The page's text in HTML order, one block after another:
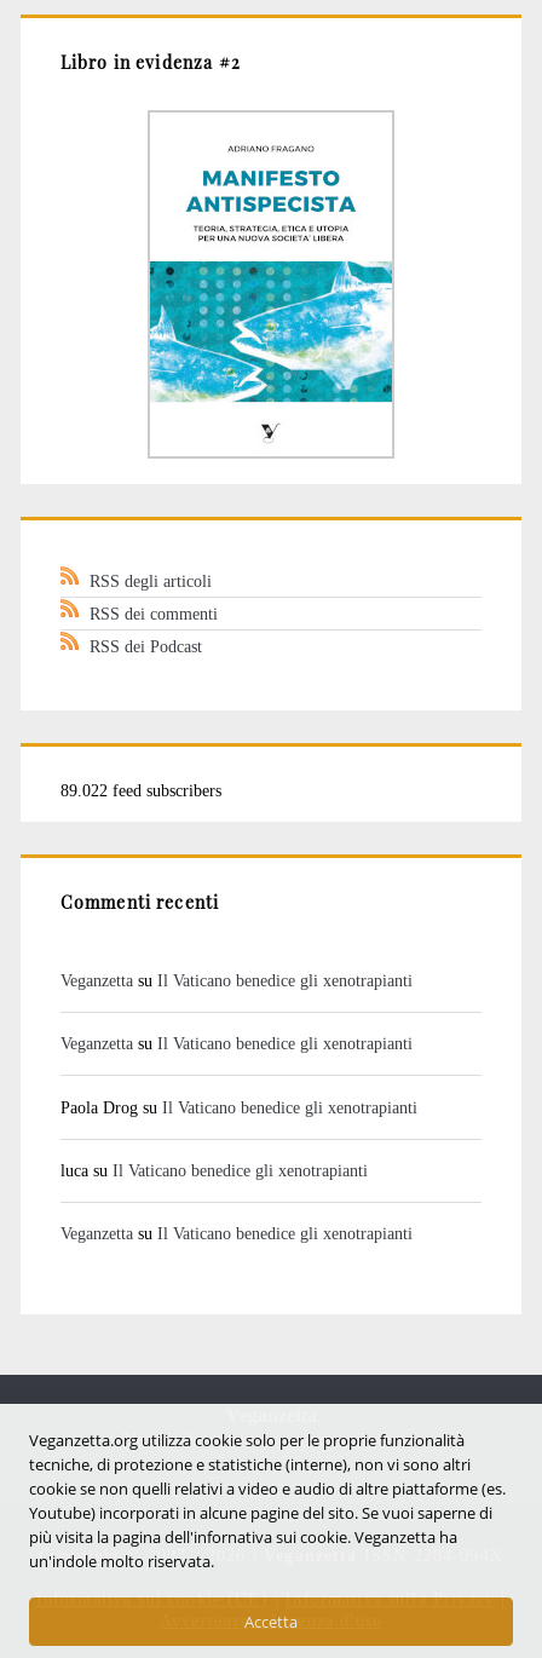
Libro in evidenza #2
RSS degli articoli
RSS dei commenti
RSS dei Podcast
89.022 feed subscribers
Commenti recenti
Veganzettasu Il Vaticano benedice gli xenotrapianti
Veganzettasu Il Vaticano benedice gli xenotrapianti
Paola Drogsu Il Vaticano benedice gli xenotrapianti
lucasu Il Vaticano benedice gli xenotrapianti
Veganzettasu Il Vaticano benedice gli xenotrapianti
Notizie dal mondo vegan e antispecista
Copyright © 2007 - 2026 |
Informativa sui cookie (UE)|Informativa sulla Privacy|
Avvertenze e Licenza d'uso
Veganzetta.org utilizza cookie solo per le proprie funzionalità
tecniche, di protezione e statistiche (interne), non vi sono altri
cookie se non quelli relativi a video e audio di altre piattaforme (es.
Youtube) incorporati in alcune pagine del sito. Se vuoi saperne di
più visita la pagina dell'infornativa sui cookie. Veganzetta ha
un'indole molto riservata.
Accetta